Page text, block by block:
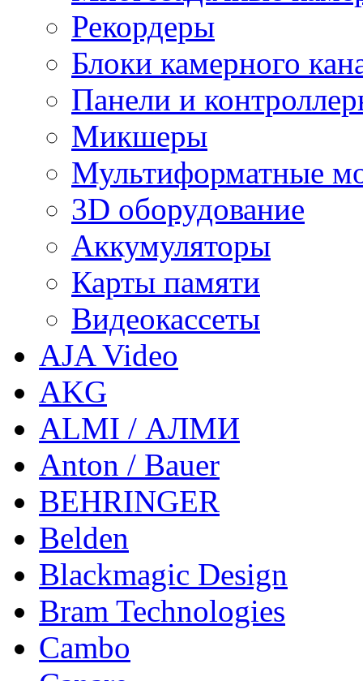
Рекордеры
Блоки камерного
Панели и
Микшеры
Мультиформатные
3D оборудование
Аккумуляторы
Карты памяти
Видеокассеты
AJA Video
AKG
ALMI / АЛМИ
Anton / Bauer
BEHRINGER
Belden
Blackmagic Design
Bram Technologies
Cambo